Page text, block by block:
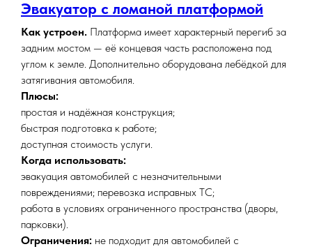
Эвакуатор с ломаной платформой
Как устроен. Платформа имеет характерный перегиб за
задним мостом — её концевая часть расположена под
углом к земле. Дополнительно оборудована лебёдкой для
затягивания автомобиля.
Плюсы:
простая и надёжная конструкция;
быстрая подготовка к работе;
доступная стоимость услуги.
Когда использовать:
эвакуация автомобилей с незначительными
повреждениями; перевозка исправных ТС;
работа в условиях ограниченного пространства (дворы,
парковки).
Ограничения: не подходит для автомобилей с